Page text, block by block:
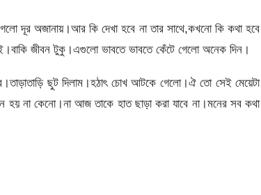
দূর অজানায়।আর কি দেখা হবে না তার সাথে,কখনো কি কথা হবে
জীবন টুকু।এগুলো ভাবতে ভাবতে কেঁটে গেলো অনেক দিন।
ছুট দিলাম।হঠাৎ চোখ আটকে গেলো।ঐ তো সেই মেয়েটা
না কেনো।না আজ তাকে হাত ছাড়া করা যাবে না।মনের সব কথা